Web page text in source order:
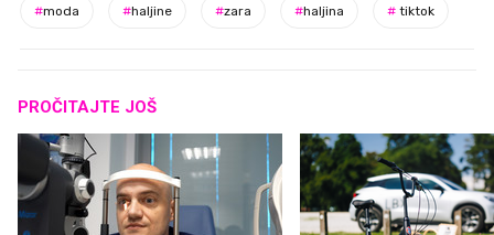
#moda #haljine #zara #haljina # tiktok
PROČITAJTE JOŠ